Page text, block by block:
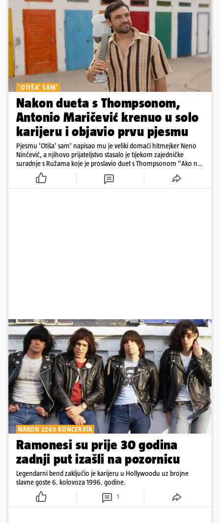
'OTIŠA' SAM'
Nakon dueta s Thompsonom,
Antonio Maričević krenuo u solo
karijeru i objavio prvu pjesmu
Pjesmu 'Otiša' sam' napisao mu je veliki domaći hitmejker Neno
Ninčević, a njihovo prijateljstvo stasalo je tijekom zajedničke
suradnje s Ružama koje je proslavio duet s Thompsonom "Ako ne
znaš što je bilo"
NAKON 2263 KONCERATA
Ramonesi su prije 30 godina
zadnji put izašli na pozornicu
Legendarni bend zaključio je karijeru u Hollywoodu uz brojne
slavne goste 6. kolovoza 1996. godine.
1